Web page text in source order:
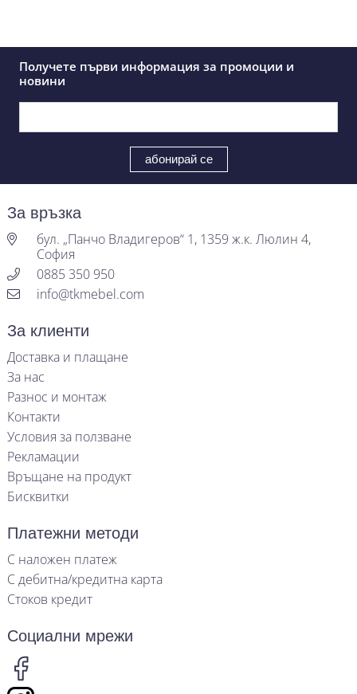
Получете първи информация за промоции и
новини
За връзка
бул. „Панчо Владигеров“ 1, 1359 ж.к. Люлин 4,
София
0885 350 950
info@tkmebel.com
За клиенти
Доставка и плащане
За нас
Разнос и монтаж
Контакти
Условия за ползване
Рекламации
Връщане на продукт
Бисквитки
Платежни методи
С наложен платеж
С дебитна/кредитна карта
Стоков кредит
Социални мрежи